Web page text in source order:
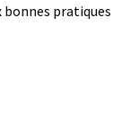
bonnes pratiques